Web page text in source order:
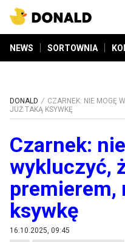
NEWS SORTOWNIA
DONALD
CZARNEK: NIE MOGĘ
JUŻ TAKĄ KSYWKĘ
Czarnek:
wykluczyć,
premierem,
ksywkę
16.10.2025, 09:45